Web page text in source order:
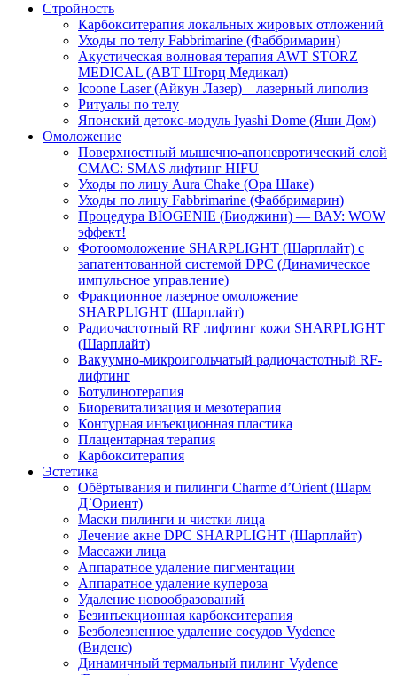
Стройность
Карбокситерапия локальных жировых отложений
Уходы по телу Fabbrimarine (Фаббримарин)
Акустическая волновая терапия AWT STORZ
MEDICAL (АВТ Шторц Медикал)
Icoone Laser (Айкун Лазер) – лазерный липолиз
Ритуалы по телу
Японский детокс-модуль Iyashi Dome (Яши Дом)
Омоложение
Поверхностный мышечно-апоневротический слой
СМАС: SMAS лифтинг HIFU
Уходы по лицу Aura Chake (Ора Шаке)
Уходы по лицу Fabbrimarine (Фаббримарин)
Процедура BIOGENIE (Биоджини) — ВАУ: WOW
эффект!
Фотоомоложение SHARPLIGHT (Шарплайт) с
запатентованной системой DPC (Динамическое
импульсное управление)
Фракционное лазерное омоложение
SHARPLIGHT (Шарплайт)
Радиочастотный RF лифтинг кожи SHARPLIGHT
(Шарплайт)
Вакуумно-микроигольчатый радиочастотный RF-
лифтинг
Ботулинотерапия
Биоревитализация и мезотерапия
Контурная инъекционная пластика
Плацентарная терапия
Карбокситерапия
Эстетика
Обёртывания и пилинги Сharme d’Orient (Шарм
Д`Ориент)
Маски пилинги и чистки лица
Лечение акне DPC SHARPLIGHT (Шарплайт)
Массажи лица
Аппаратное удаление пигментации
Аппаратное удаление купероза
Удаление новообразований
Безинъекционная карбокситерапия
Безболезненное удаление сосудов Vydence
(Виденс)
Динамичный термальный пилинг Vydence